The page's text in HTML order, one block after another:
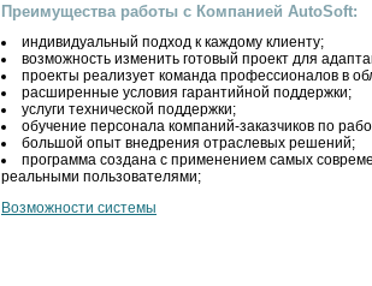
Преимущества работы с Компанией AutoSoft:
индивидуальный подход к каждому клиенту;
возможность изменить готовый проект для
проекты реализует команда профессионалов в
расширенные условия гарантийной поддержки;
услуги технической поддержки;
обучение персонала компаний-заказчиков по
большой опыт внедрения отраслевых решений;
программа создана с применением самых
реальными пользователями;
Возможности системы